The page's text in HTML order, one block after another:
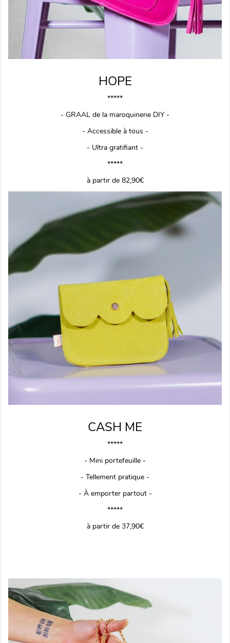
HOPE
*****
- GRAAL de la maroquinerie DIY -
- Accessible à tous -
- Ultra gratifiant -
*****
à partir de 82,90€
CASH ME
*****
- Mini portefeuille -
- Tellement pratique -
- À emporter partout -
*****
à partir de 37,90€